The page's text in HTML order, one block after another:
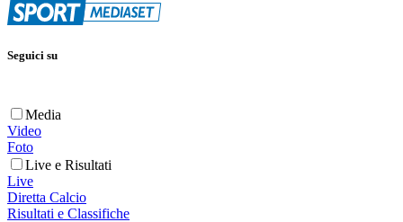
Seguici su
Media
Video
Foto
Live e Risultati
Live
Diretta Calcio
Risultati e Classifiche